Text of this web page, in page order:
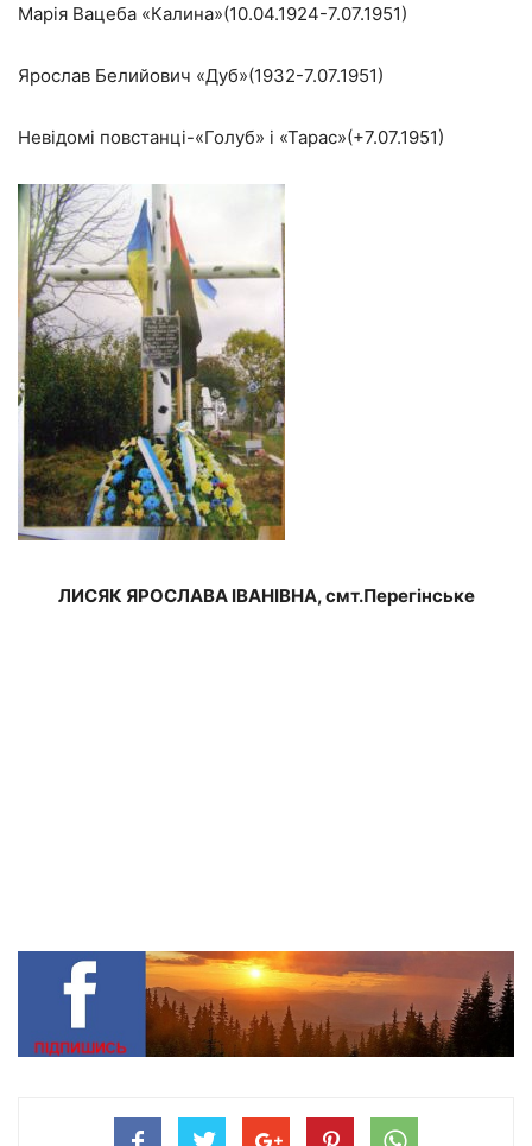
Марія Вацеба «Калина»(10.04.1924-7.07.1951)
Ярослав Белийович «Дуб»(1932-7.07.1951)
Невідомі повстанці-«Голуб» і «Тарас»(+7.07.1951)
ЛИСЯК ЯРОСЛАВА IВАНIВНА, смт.Перегінське